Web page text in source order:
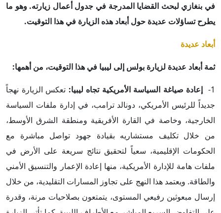
في بنغازي لبحث القضايا المدرجة في جدول أعمال زيارته. وهو ما
يطرح تساؤلات عديدة حول أبعاد هذه الزيارة في هذا التوقيت.
أبعاد عديدة
ثمة أبعاد عديدة لزيارة بولس إلى ليبيا في هذا التوقيت، من أهمها:
1- إعادة صياغة السياسة الأمريكية تجاه ليبيا: تعكس الزيارة نهجاً
جديداً للرئيس الأمريكي، دونالد ترامب، في إدارة ملفات السياسة
الخارجية، وخاصة في القارة الأفريقية ومنطقة الشرق الأوسط،
من خلال تكليف مستشاريه بقيادة جهود تواصل مباشرة مع
الحكومات الإقليمية، سعياً لتحقيق نتائج سريعة على الأرض في
ملفات هامة للإدارة الأمريكية، منها إعادة الإعمار والتنسيق الأمني
والطاقة. ويعتمد هذا النهج على تجاوز المسارات التقليدية، من خلال
إرسال مبعوثين رفيعي المستوى، يتمتعون بصلاحيات مرنة، وقدرة